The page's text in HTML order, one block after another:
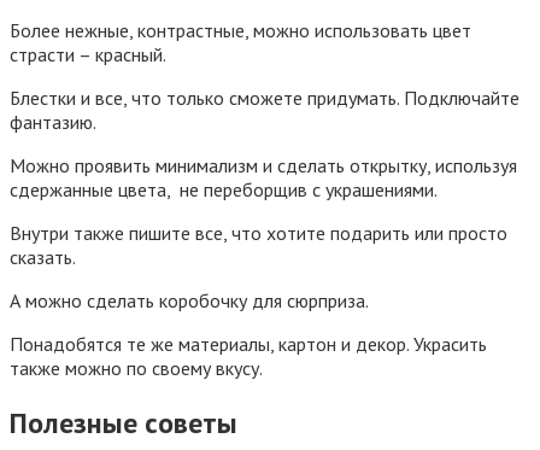
Более нежные, контрастные, можно использовать цвет
страсти – красный.
Блестки и все, что только сможете придумать. Подключайте
фантазию.
Можно проявить минимализм и сделать открытку, используя
сдержанные цвета, не переборщив с украшениями.
Внутри также пишите все, что хотите подарить или просто
сказать.
А можно сделать коробочку для сюрприза.
Понадобятся те же материалы, картон и декор. Украсить
также можно по своему вкусу.
Полезные советы